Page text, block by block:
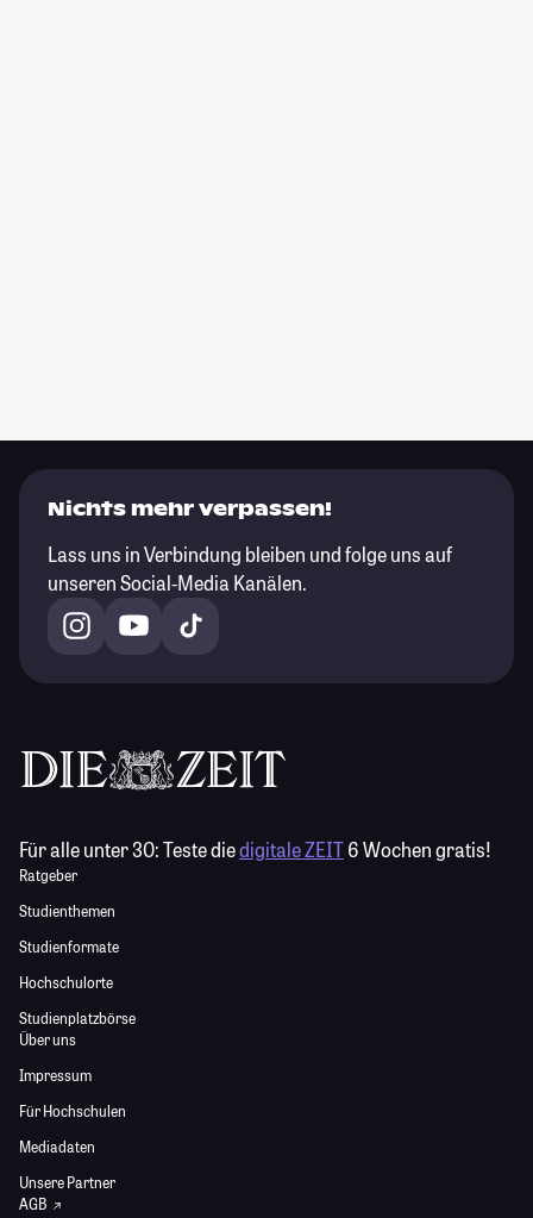
Nichts mehr verpassen!
Lass uns in Verbindung bleiben und folge uns auf
unseren Social-Media Kanälen.
Für alle unter 30:Teste diedigitale ZEIT6 Wochen gratis!
Ratgeber
Studienthemen
Studienformate
Hochschulorte
Studienplatzbörse
Über uns
Impressum
Für Hochschulen
Mediadaten
Unsere Partner
AGB